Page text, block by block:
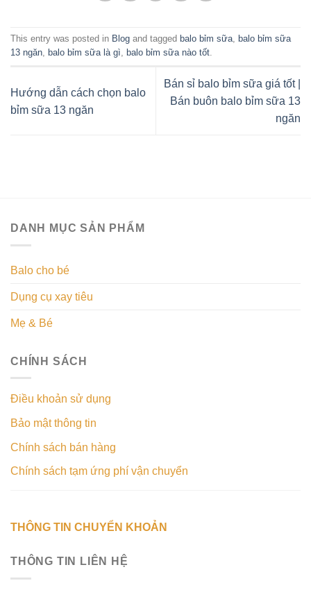
This entry was posted in Blog and tagged balo bỉm sữa, balo bỉm sữa
13 ngăn, balo bỉm sữa là gì, balo bỉm sữa nào tốt.
Hướng dẫn cách chọn balo
bỉm sữa 13 ngăn
Bán sỉ balo bỉm sữa giá tốt |
Bán buôn balo bỉm sữa 13
ngăn
DANH MỤC SẢN PHẨM
Balo cho bé
Dụng cụ xay tiêu
Mẹ & Bé
CHÍNH SÁCH
Điều khoản sử dụng
Bảo mật thông tin
Chính sách bán hàng
Chính sách tạm ứng phí vận chuyển
THÔNG TIN CHUYỂN KHOẢN
THÔNG TIN LIÊN HỆ